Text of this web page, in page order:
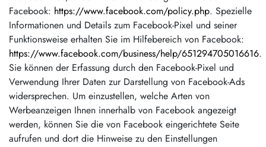
Facebook: https://www.facebook.com/policy.php. Spezielle
Informationen und Details zum Facebook-Pixel und seiner
Funktionsweise erhalten Sie im Hilfebereich von Facebook:
https://www.facebook.com/business/help/651294705016616.
Sie können der Erfassung durch den Facebook-Pixel und
Verwendung Ihrer Daten zur Darstellung von Facebook-Ads
widersprechen. Um einzustellen, welche Arten von
Werbeanzeigen Ihnen innerhalb von Facebook angezeigt
werden, können Sie die von Facebook eingerichtete Seite
aufrufen und dort die Hinweise zu den Einstellungen